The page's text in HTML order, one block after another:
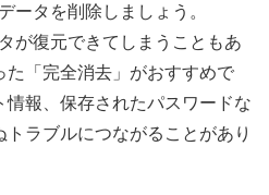
ータを削除しましょう。
が復元できてしまうこともあ
た「完全消去」がおすすめで
報、保存されたパスワードな
ラブルにつながることがあり